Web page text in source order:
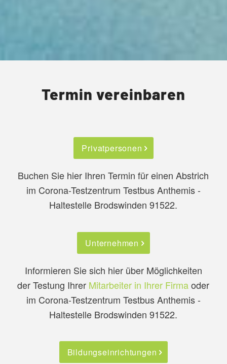
Termin vereinbaren
Privatpersonen
Buchen Sie hier Ihren Termin für einen Abstrich
im Corona-Testzentrum Testbus Anthemis -
Haltestelle Brodswinden 91522.
Unternehmen
Informieren Sie sich hier über Möglichkeiten
der Testung Ihrer Mitarbeiter in Ihrer Firmaoder
im Corona-Testzentrum Testbus Anthemis -
Haltestelle Brodswinden 91522.
Bildungseinrichtungen